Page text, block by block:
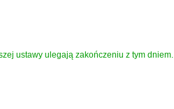
ustawy ulegają zakończeniu z tym dniem.